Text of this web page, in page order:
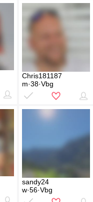
Chris181187
m·38·Vbg
sandy24
w·56·Vbg